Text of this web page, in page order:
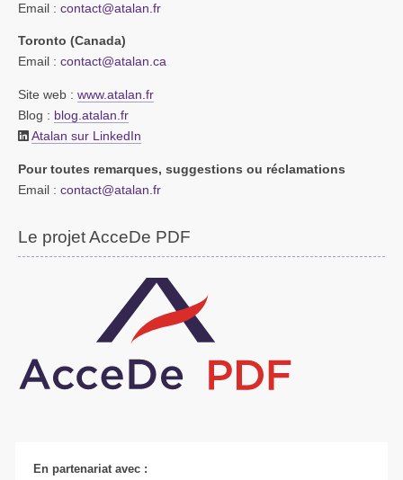
Email : contact@atalan.fr
Toronto (Canada)
Email : contact@atalan.ca
Site web : www.atalan.fr
Blog : blog.atalan.fr
Atalan sur LinkedIn
Pour toutes remarques, suggestions ou réclamations
Email : contact@atalan.fr
Le projet AcceDe PDF
En partenariat avec :